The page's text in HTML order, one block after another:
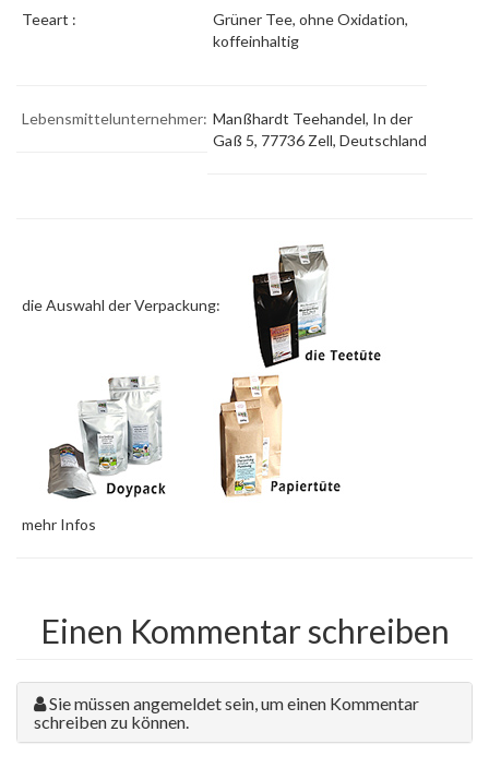
Teeart :
Grüner Tee, ohne Oxidation,
koffeinhaltig
Lebensmittelunternehmer: Manßhardt Teehandel, In der
Gaß 5, 77736 Zell, Deutschland
die Auswahl der Verpackung:
mehr Infos
Einen Kommentar schreiben
Sie müssen angemeldet sein, um einen Kommentar
schreiben zu können.